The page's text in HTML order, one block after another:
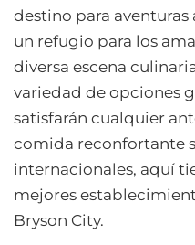
destino para
un refugio para los
diversa escena
variedad de opciones
satisfarán cualquier
comida reconfortante
internacionales, aquí
mejores
Bryson City.